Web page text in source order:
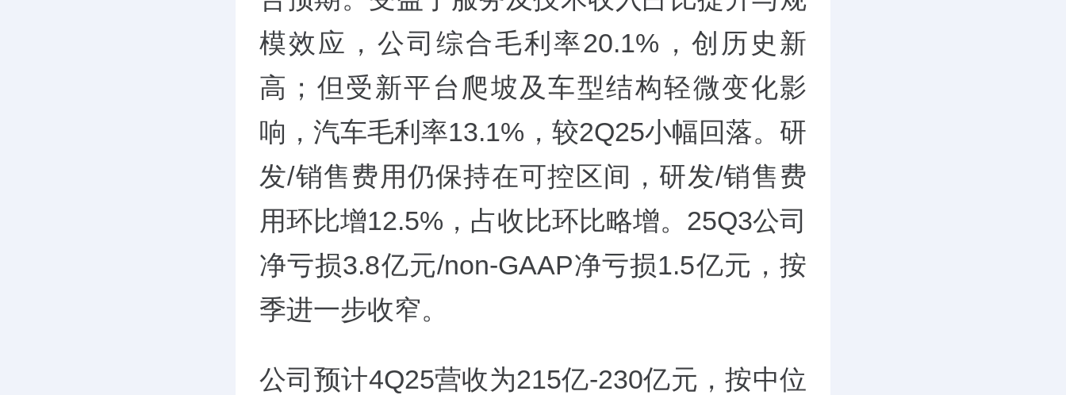
模效应，公司综合毛利率20.1%，创历史新
高；但受新平台爬坡及车型结构轻微变化影
响，汽车毛利率13.1%，较2Q25小幅回落。研
发/销售费用仍保持在可控区间，研发/销售费
用环比增12.5%，占收比环比略增。25Q3公司
净亏损3.8亿元/non-GAAP净亏损1.5亿元，按
季进一步收窄。
公司预计4Q25营收为215亿-230亿元，按中位